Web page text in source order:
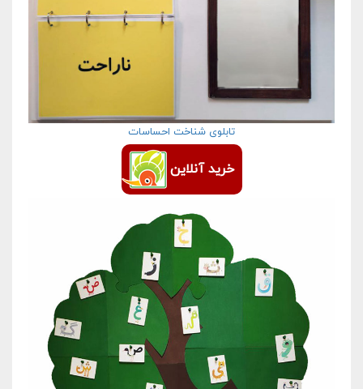
تابلوی شناخت احساسات
خرید آنلاین